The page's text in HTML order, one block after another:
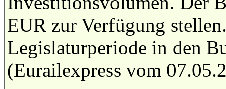
EUR zur Verfügung
Legislaturperiode in den
(Eurailexpress vom